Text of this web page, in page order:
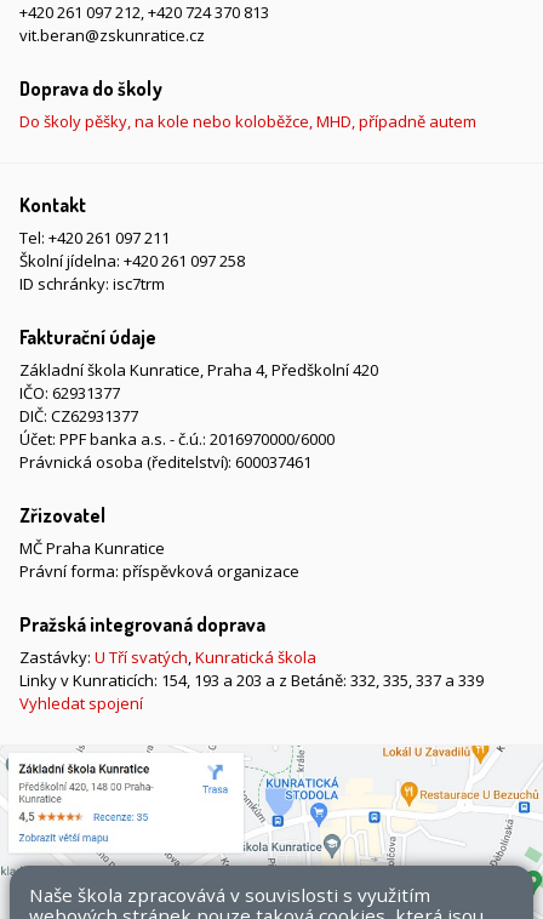
+420 261 097 212,+420 724 370 813
vit.beran@zskunratice.cz
Doprava do školy
Do školy pěšky, na kole nebo koloběžce, MHD, případně autem
Kontakt
Tel: +420 261 097 211
Školní jídelna: +420 261 097 258
ID schránky: isc7trm
Fakturační údaje
Základní škola Kunratice, Praha 4, Předškolní 420
IČO: 62931377
DIČ: CZ62931377
Účet: PPF banka a.s. - č.ú.: 2016970000/6000
Právnická osoba (ředitelství): 600037461
Zřizovatel
MČ Praha Kunratice
Právní forma: příspěvková organizace
Pražská integrovaná doprava
Zastávky: U Tří svatých,Kunratická škola
Linky v Kunraticích: 154, 193 a 203 a z Betáně: 332, 335, 337 a 339
Vyhledat spojení
Naše škola zpracovává v souvislosti s využitím